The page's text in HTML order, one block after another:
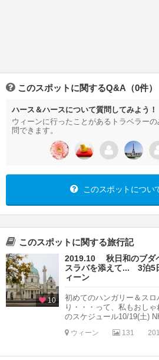
このスポットに関するQ&A（0件）
ハース＆ハースについて質問してみよう！
ウィーンに行ったことがあるトラベラー
問できます。
このスポットについ
このスポットに関する旅行記
10
2019.10 秋日和のブダ
スラバを添えて... 3泊
ィーン
初めてのハンガリー＆ス
り・・・って、私もおし
のスケジュール10/19(土)
ウィーン 131